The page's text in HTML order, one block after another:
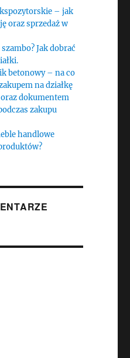
– jak
oraz sprzedaż w
Jak dobrać
betonowy – na co
na działkę
oraz dokumentem
zakupu
handlowe